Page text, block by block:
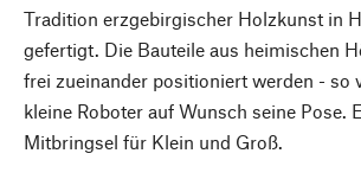
Tradition erzgebirgischer Holzkunst in
gefertigt. Die Bauteile aus heimischen
frei zueinander positioniert werden - so
kleine Roboter auf Wunsch seine Pose.
Mitbringsel für Klein und Groß.